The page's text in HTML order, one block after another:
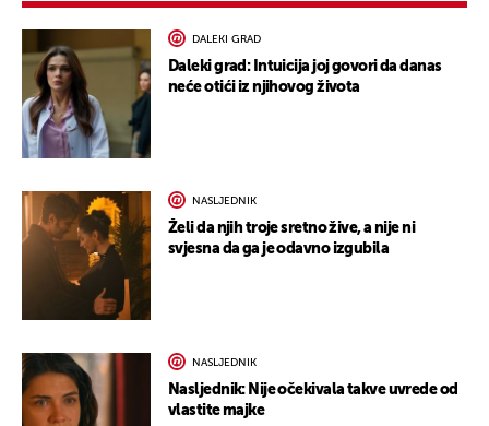
DALEKI GRAD
Daleki grad: Intuicija joj govori da danas
neće otići iz njihovog života
NASLJEDNIK
Želi da njih troje sretno žive, a nije ni
svjesna da ga je odavno izgubila
NASLJEDNIK
Nasljednik: Nije očekivala takve uvrede od
vlastite majke